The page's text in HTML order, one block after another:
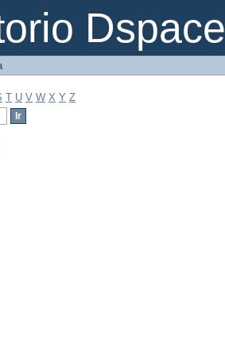
Dspace
T U V W X Y Z